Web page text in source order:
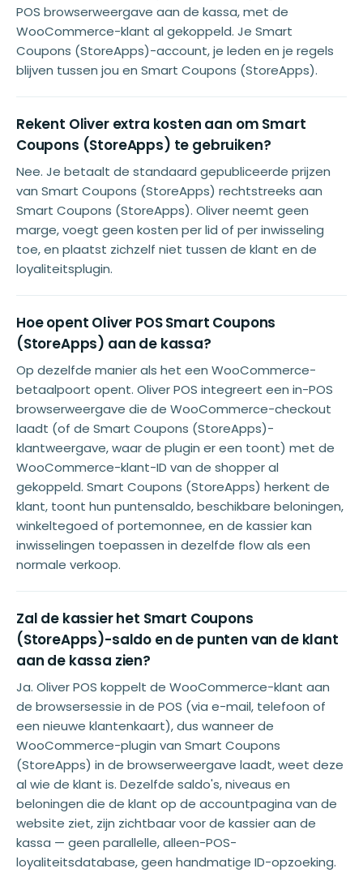
POS browserweergave aan de kassa, met de
WooCommerce-klant al gekoppeld. Je Smart
Coupons (StoreApps)-account, je leden en je regels
blijven tussen jou en Smart Coupons (StoreApps).
Rekent Oliver extra kosten aan om Smart
Coupons (StoreApps) te gebruiken?
Nee. Je betaalt de standaard gepubliceerde prijzen
van Smart Coupons (StoreApps) rechtstreeks aan
Smart Coupons (StoreApps). Oliver neemt geen
marge, voegt geen kosten per lid of per inwisseling
toe, en plaatst zichzelf niet tussen de klant en de
loyaliteitsplugin.
Hoe opent Oliver POS Smart Coupons
(StoreApps) aan de kassa?
Op dezelfde manier als het een WooCommerce-
betaalpoort opent. Oliver POS integreert een in-POS
browserweergave die de WooCommerce-checkout
laadt (of de Smart Coupons (StoreApps)-
klantweergave, waar de plugin er een toont) met de
WooCommerce-klant-ID van de shopper al
gekoppeld. Smart Coupons (StoreApps) herkent de
klant, toont hun puntensaldo, beschikbare beloningen,
winkeltegoed of portemonnee, en de kassier kan
inwisselingen toepassen in dezelfde flow als een
normale verkoop.
Zal de kassier het Smart Coupons
(StoreApps)-saldo en de punten van de klant
aan de kassa zien?
Ja. Oliver POS koppelt de WooCommerce-klant aan
de browsersessie in de POS (via e-mail, telefoon of
een nieuwe klantenkaart), dus wanneer de
WooCommerce-plugin van Smart Coupons
(StoreApps) in de browserweergave laadt, weet deze
al wie de klant is. Dezelfde saldo's, niveaus en
beloningen die de klant op de accountpagina van de
website ziet, zijn zichtbaar voor de kassier aan de
kassa — geen parallelle, alleen-POS-
loyaliteitsdatabase, geen handmatige ID-opzoeking.